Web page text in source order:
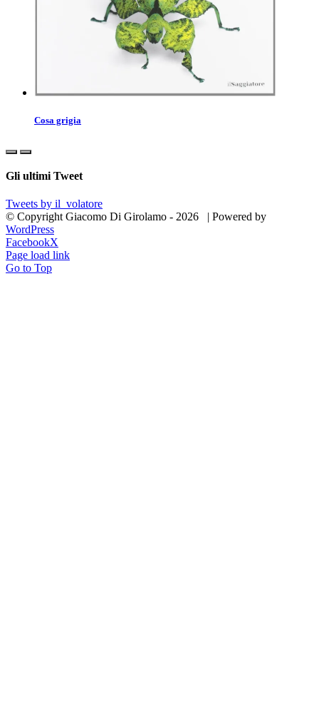
Cosa grigia
Gli ultimi Tweet
Tweets by il_volatore
© Copyright Giacomo Di Girolamo - 2026 | Powered by
WordPress
FacebookX
Page load link
Go to Top